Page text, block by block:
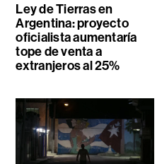
Ley de Tierras en
Argentina: proyecto
oficialista aumentaría
tope de venta a
extranjeros al 25%